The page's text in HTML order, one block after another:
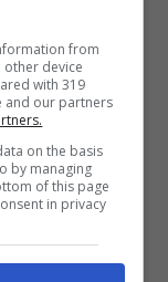
124 e
una scolta
posizione
vita fu
in giovane
due
from
other device
with 319
and our partners
on the basis
by managing
of this page
in privacy